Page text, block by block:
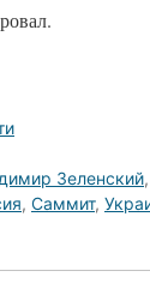
Зеленский,
, Саммит,